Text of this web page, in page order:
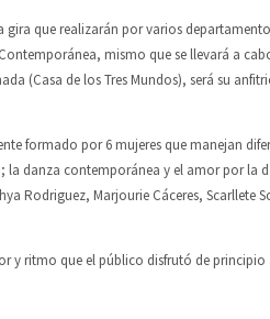
gira que realizarán por varios
mismo que se llevará a
(Casa de los Tres Mundos), será su
formado por 6 mujeres que manejan
danza contemporánea y el amor por la
Rodriguez, Marjourie Cáceres, Scarllete
y ritmo que el público disfrutó de principio